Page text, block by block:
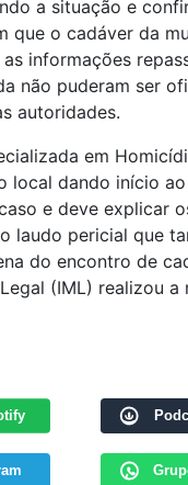
a situação e
que o cadáver da
informações
não puderam ser
autoridades.
em
local dando início
e deve explicar
laudo pericial que
do encontro de
(IML) realizou a